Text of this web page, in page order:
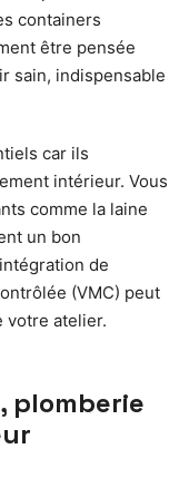
containers
être pensée
sain, indispensable
car ils
intérieur. Vous
comme la laine
un bon
de
(VMC) peut
votre atelier.
plomberie